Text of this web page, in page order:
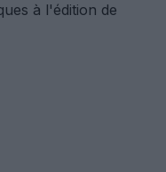
à l'édition de